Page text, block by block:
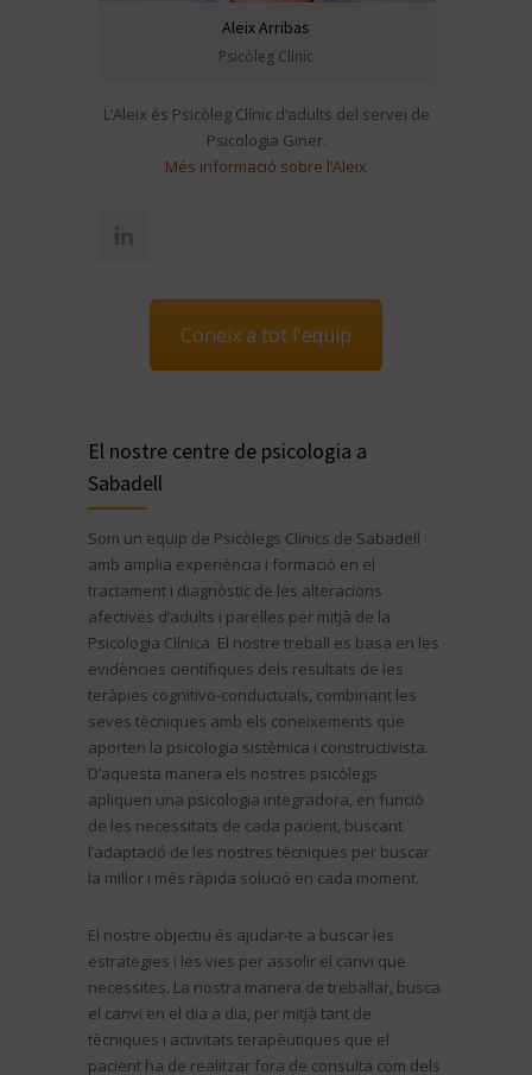
Carla González
Psicòloga clínica
La Carla és Psicologa Clínica i Forense d’adults
del servei de Psicologia Giner.
Més informació sobre la Carla.
Coneix a tot l'equip
El nostre centre de psicologia a
Sabadell
Som un equip de Psicòlegs Clínics de Sabadell
amb amplia experiència i formació en el
tractament i diagnòstic de les alteracions
afectives d’adults i parelles per mitjà de la
Psicologia Clínica. El nostre treball es basa en les
evidències científiques dels resultats de les
teràpies cognitivo-conductuals, combinant les
seves tècniques amb els coneixements que
aporten la psicologia sistèmica i constructivista.
D’aquesta manera els nostres psicòlegs
apliquen una psicologia integradora, en funció
de les necessitats de cada pacient, buscant
l’adaptació de les nostres tècniques per buscar
la millor i més ràpida solució en cada moment.
El nostre objectiu és ajudar-te a buscar les
estrategies i les vies per assolir el canvi que
necessites. La nostra manera de treballar, busca
el canvi en el dia a dia, per mitjà tant de
tècniques i activitats terapèutiques que el
pacient ha de realitzar fora de consulta com dels